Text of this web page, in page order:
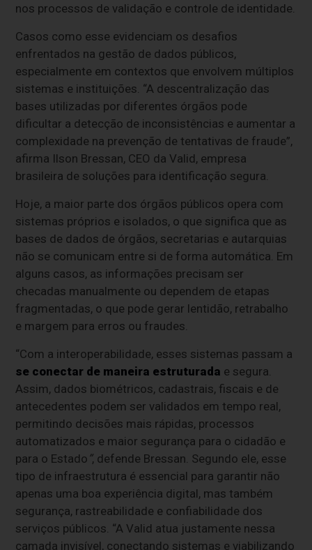
nos processos de validação e controle de identidade.
Casos como esse evidenciam os desafios
enfrentados na gestão de dados públicos,
especialmente em contextos que envolvem múltiplos
sistemas e instituições. “A descentralização das
bases utilizadas por diferentes órgãos pode
dificultar a detecção de inconsistências e aumentar a
complexidade na prevenção de tentativas de fraude”,
afirma Ilson Bressan, CEO da Valid, empresa
brasileira de soluções para identificação segura.
Hoje, a maior parte dos órgãos públicos opera com
sistemas próprios e isolados, o que significa que as
bases de dados de órgãos, secretarias e autarquias
não se comunicam entre si de forma automática. Em
alguns casos, as informações precisam ser
checadas manualmente ou dependem de etapas
fragmentadas, o que pode gerar lentidão, retrabalho
e margem para erros ou fraudes.
“Com a interoperabilidade, esses sistemas passam a
se conectar de maneira estruturada e segura.
Assim, dados biométricos, cadastrais, fiscais e de
antecedentes podem ser validados em tempo real,
permitindo decisões mais rápidas, processos
automatizados e maior segurança para o cidadão e
para o Estado ”, defende Bressan. Segundo ele, esse
tipo de infraestrutura é essencial para garantir não
apenas uma boa experiência digital, mas também
segurança, rastreabilidade e confiabilidade dos
serviços públicos. “A Valid atua justamente nessa
camada invisível, conectando sistemas e viabilizando